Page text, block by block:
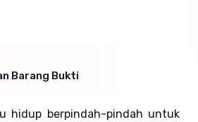
Barang Bukti
hidup berpindah-pindah untuk